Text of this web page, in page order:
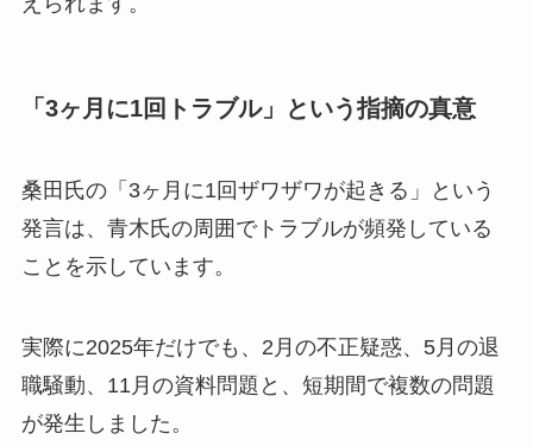
「3ヶ月に1回トラブル」という指摘の真意
桑田氏の「3ヶ月に1回ザワザワが起きる」という
発言は、青木氏の周囲でトラブルが頻発している
ことを示しています。
実際に2025年だけでも、2月の不正疑惑、5月の退
職騒動、11月の資料問題と、短期間で複数の問題
が発生しました。